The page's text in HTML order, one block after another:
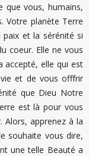
que vous, humains,
Votre planète Terre
et la sérénité si
coeur. Elle ne vous
accepté, elle qui est
et de vous offfrir
que Dieu Notre
est là pour vous
Alors, apprenez à la
souhaite vous dire,
une telle Beauté a